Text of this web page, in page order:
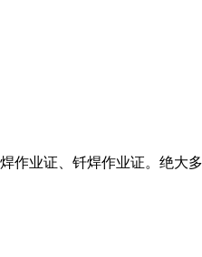
业证、钎焊作业证。绝大